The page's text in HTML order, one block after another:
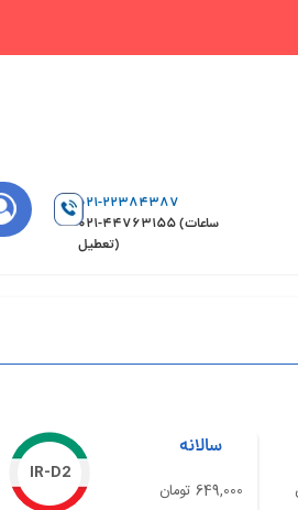
021-22384387
021-44763155 (ساعات
تعطیل)
سالانه
649,000 تومان
IR-D2